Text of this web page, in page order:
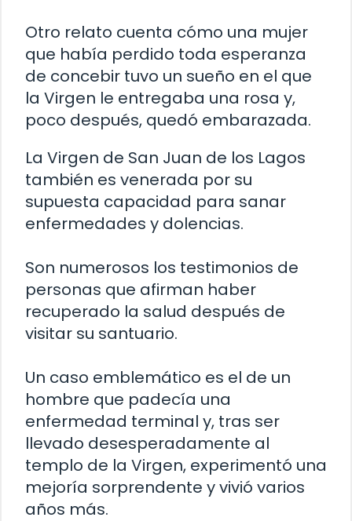
Otro relato cuenta cómo una mujer
que había perdido toda esperanza
de concebir tuvo un sueño en el que
la Virgen le entregaba una rosa y,
poco después, quedó embarazada.
La Virgen de San Juan de los Lagos
también es venerada por su
supuesta capacidad para sanar
enfermedades y dolencias.
Son numerosos los testimonios de
personas que afirman haber
recuperado la salud después de
visitar su santuario.
Un caso emblemático es el de un
hombre que padecía una
enfermedad terminal y, tras ser
llevado desesperadamente al
templo de la Virgen, experimentó una
mejoría sorprendente y vivió varios
años más.